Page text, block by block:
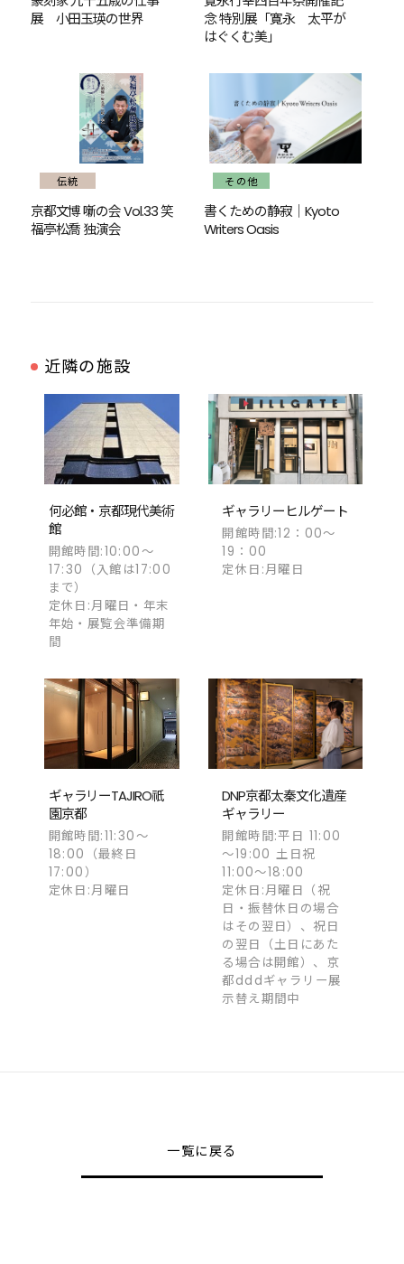
展 小田玉瑛の世界
念 特別展「寛永 太平が
はぐくむ美」
伝統
京都文博 噺の会 Vol.33 笑
福亭松喬 独演会
その他
書くための静寂｜Kyoto
Writers Oasis
近隣の施設
何必館・京都現代美術
館
開館時間:10:00～
17:30（入館は17:00
まで）
定休日:月曜日・年末
年始・展覧会準備期
間
ギャラリーヒルゲート
開館時間:12：00～
19：00
定休日:月曜日
ギャラリーTAJIRO祇
園京都
開館時間:11:30～
18:00（最終日
17:00）
定休日:月曜日
DNP京都太秦文化遺産
ギャラリー
開館時間:平日 11:00
～19:00 土日祝
11:00～18:00
定休日:月曜日（祝
日・振替休日の場合
はその翌日）、祝日
の翌日（土日にあた
る場合は開館）、京
都dddギャラリー展
示替え期間中
一覧に戻る